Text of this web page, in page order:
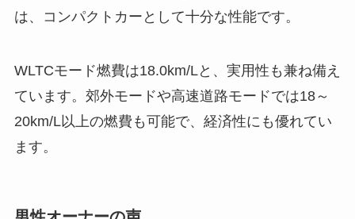
は、コンパクトカーとして十分な性能です。
WLTCモード燃費は18.0km/Lと、実用性も兼ね備え
ています。郊外モードや高速道路モードでは18～
20km/L以上の燃費も可能で、経済性にも優れてい
ます。